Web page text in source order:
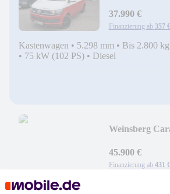
37.990 €
Finanzierung ab 357 €
Kastenwagen • 5.298 mm • Bis 2.800 kg
• 75 kW (102 PS) • Diesel
Weinsberg
45.900 €
Finanzierung ab 431 €
Alkoven• 6.470 mm